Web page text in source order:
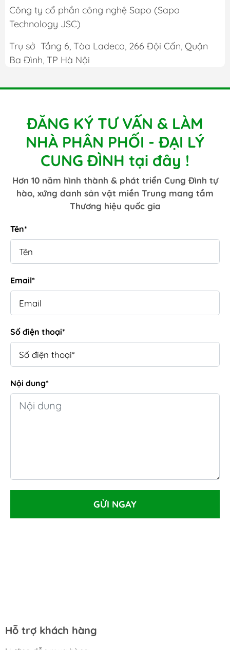
Công ty cổ phần công nghệ Sapo (Sapo
Technology JSC)
Trụ sở Tầng 6, Tòa Ladeco, 266 Đội Cấn, Quận
Ba Đình, TP Hà Nội
ĐĂNG KÝ TƯ VẤN & LÀM
NHÀ PHÂN PHỐI - ĐẠI LÝ
CUNG ĐÌNH tại đây !
Hơn 10 năm hình thành & phát triển Cung Đình tự
hào, xứng danh sản vật miền Trung mang tầm
Thương hiệu quốc gia
Tên*
Email*
Số điện thoại*
Nội dung*
GỬI NGAY
Hỗ trợ khách hàng